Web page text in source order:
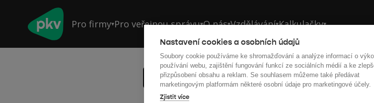
Nastavení cookies a osobních údajů
Soubory cookie používáme ke shromažďování a analýze informací o
používání webu, zajištění fungování funkcí ze sociálních médií a ke
přizpůsobení obsahu a reklam. Se souhlasem můžeme také předávat
marketingovým platformám některé osobní údaje pro marketingové účely.
Zjistit více
Pro firmy▾Pro veřejnou správu▾O nás▾Vzdělávání▾Kalkulačky▾
Zpět na všechny články